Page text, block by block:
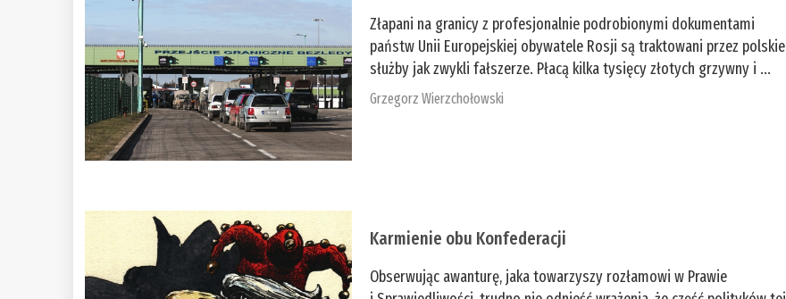
Złapani na granicy z profesjonalnie podrobionymi dokumentami
państw Unii Europejskiej obywatele Rosji są traktowani przez polskie
służby jak zwykli fałszerze. Płacą kilka tysięcy złotych grzywny i ...
Grzegorz Wierzchołowski
Karmienie obu Konfederacji
Obserwując awanturę, jaka towarzyszy rozłamowi w Prawie